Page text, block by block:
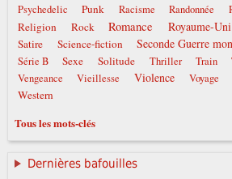
Psychedelic
Punk Racisme Randonnée
Religion Rock Romance Royaume-Uni
Satire Science-fiction Seconde Guerre
Série B
Sexe Solitude Thriller Train
Vengeance Vieillesse Violence Voyage
Western
Tous les mots-clés
Dernières bafouilles